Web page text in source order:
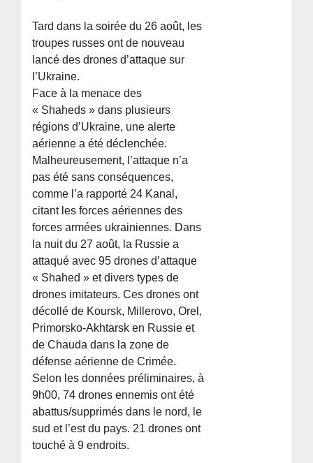
Tard dans la soirée du 26 août, les
troupes russes ont de nouveau
lancé des drones d’attaque sur
l’Ukraine.
Face à la menace des
« Shaheds » dans plusieurs
régions d’Ukraine, une alerte
aérienne a été déclenchée.
Malheureusement, l’attaque n’a
pas été sans conséquences,
comme l’a rapporté 24 Kanal,
citant les forces aériennes des
forces armées ukrainiennes. Dans
la nuit du 27 août, la Russie a
attaqué avec 95 drones d’attaque
« Shahed » et divers types de
drones imitateurs. Ces drones ont
décollé de Koursk, Millerovo, Orel,
Primorsko-Akhtarsk en Russie et
de Chauda dans la zone de
défense aérienne de Crimée.
Selon les données préliminaires, à
9h00, 74 drones ennemis ont été
abattus/supprimés dans le nord, le
sud et l’est du pays. 21 drones ont
touché à 9 endroits.